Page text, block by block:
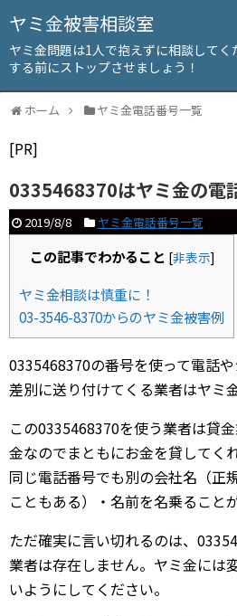
ヤミ金被害相談室
ヤミ金問題は1人で抱えずに相談して
する前にストップさせましょう！
ホーム ヤミ金電話番号一覧
[PR]
0335468370はヤミ金の電
2019/8/8 ヤミ金電話番号一覧
この記事でわかること [非表示]
ヤミ金相談は慎重に！
03-3546-8370からのヤミ金被害例
0335468370の番号を使って電話
差別に送り付けてくる業者はヤミ金
この0335468370を使う業者は貸
金なのでまともにお金を貸してく
同じ電話番号でも別の会社名（正
こともある）・名前を名乗ること
ただ確実に言い切れるのは、
業者は存在しません。ヤミ金には
いようにしてください。